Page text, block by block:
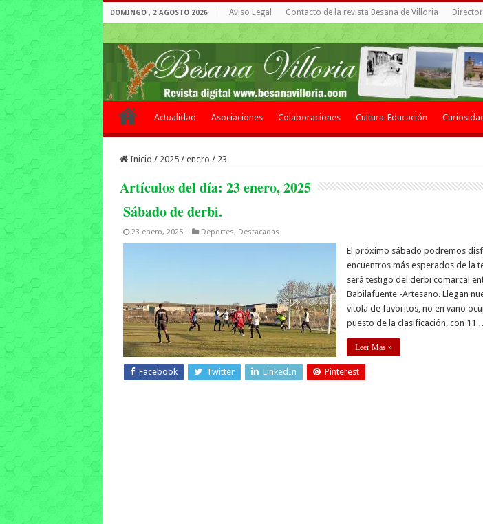
DOMINGO , 2 AGOSTO 2026 Aviso Legal Contacto de la revista Besana de Villoria
Actualidad Asociaciones Colaboraciones Cultura-Educación
Inicio / 2025 / enero / 23
Artículos del día: 23 enero, 2025
Sábado de derbi.
23 enero, 2025 Deportes, Destacadas
El próximo sábado podremos
encuentros más esperados de la
será testigo del derbi comarcal
Babilafuente -Artesano. Llegan
vitola de favoritos, no en vano
puesto de la clasificación, con 11
Leer Mas »
Facebook Twitter LinkedIn Pinterest